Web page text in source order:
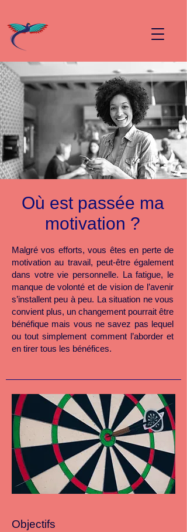
Où est passée ma
motivation ?
Malgré vos efforts, vous êtes en perte de
motivation au travail, peut-être également
dans votre vie personnelle. La fatigue, le
manque de volonté et de vision de l’avenir
s’installent peu à peu. La situation ne vous
convient plus, un changement pourrait être
bénéfique mais vous ne savez pas lequel
ou tout simplement comment l’aborder et
en tirer tous les bénéfices.
Objectifs